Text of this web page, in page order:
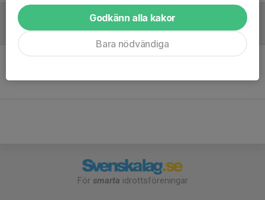
Referat
För smarta idrottsföreningar
Godkänn alla kakor
Bara nödvändiga